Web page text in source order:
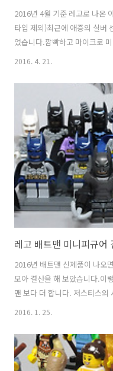
2016년 4월 기준 레고로 나온
타입 제외)최근에 애증의 실버
었습니다.깜빡하고 마이크로
2016. 4. 21.
레고 배트맨 미니피규어
2016년 배트맨 신제품이 나오
모아 결산을 해 보았습니다.이
맨 보다 더 합니다. 저스티스
란의 '다크 나이트'의 배트맨 미
배트맨은 중국산 입니다.정품
배트맨 미니피규어 올 2월에는
발매된다고 하니 콜렉션에 한
2016. 1. 25.